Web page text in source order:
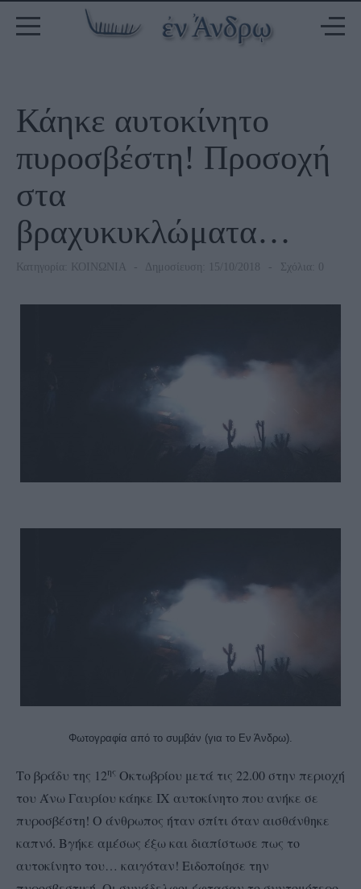
Κάηκε αυτοκίνητο
πυροσβέστη! Προσοχή
στα
βραχυκυκλώματα…
Κατηγορία: ΚΟΙΝΩΝΙΑ Δημοσίευση: 15/10/2018 Σχόλια: 0
Φωτογραφία από το συμβάν (για το Εν Άνδρω).
Το βράδυ της 12ης Οκτωβρίου μετά τις 22.00 στην περιοχή
του Άνω Γαυρίου κάηκε ΙΧ αυτοκίνητο που ανήκε σε
πυροσβέστη! Ο άνθρωπος ήταν σπίτι όταν αισθάνθηκε
καπνό. Βγήκε αμέσως έξω και διαπίστωσε πως το
αυτοκίνητο του… καιγόταν! Ειδοποίησε την